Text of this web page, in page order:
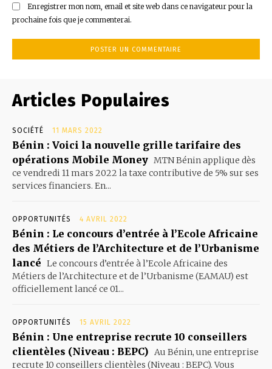
Enregistrer mon nom, email et site web dans ce navigateur pour la
prochaine fois que je commenterai.
Articles Populaires
SOCIÉTÉ 11 MARS 2022
Bénin : Voici la nouvelle grille tarifaire des
opérations Mobile Money MTN Bénin applique dès
ce vendredi 11 mars 2022 la taxe contributive de 5% sur ses
services financiers. En...
OPPORTUNITÉS 4 AVRIL 2022
Bénin : Le concours d’entrée à l’Ecole Africaine
des Métiers de l’Architecture et de l’Urbanisme
lancé Le concours d’entrée à l’Ecole Africaine des
Métiers de l’Architecture et de l’Urbanisme (EAMAU) est
officiellement lancé ce 01...
OPPORTUNITÉS 15 AVRIL 2022
Bénin : Une entreprise recrute 10 conseillers
clientèles (Niveau : BEPC) Au Bénin, une entreprise
recrute 10 conseillers clientèles (Niveau : BEPC). Vous